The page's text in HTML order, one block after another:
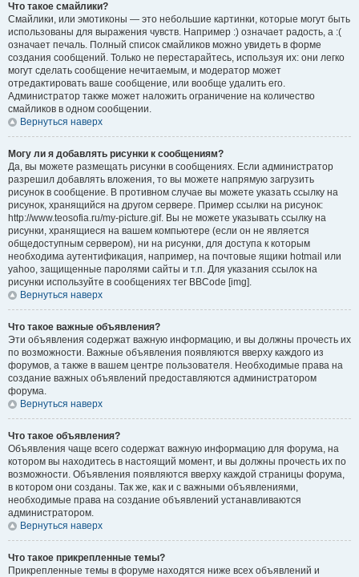
Что такое смайлики?
Смайлики, или эмотиконы — это небольшие картинки, которые могут быть
использованы для выражения чувств. Например :) означает радость, а :(
означает печаль. Полный список смайликов можно увидеть в форме
создания сообщений. Только не перестарайтесь, используя их: они легко
могут сделать сообщение нечитаемым, и модератор может
отредактировать ваше сообщение, или вообще удалить его.
Администратор также может наложить ограничение на количество
смайликов в одном сообщении.
Вернуться наверх
Могу ли я добавлять рисунки к сообщениям?
Да, вы можете размещать рисунки в сообщениях. Если администратор
разрешил добавлять вложения, то вы можете напрямую загрузить
рисунок в сообщение. В противном случае вы можете указать ссылку на
рисунок, хранящийся на другом сервере. Пример ссылки на рисунок:
http://www.teosofia.ru/my-picture.gif. Вы не можете указывать ссылку на
рисунки, хранящиеся на вашем компьютере (если он не является
общедоступным сервером), ни на рисунки, для доступа к которым
необходима аутентификация, например, на почтовые ящики hotmail или
yahoo, защищенные паролями сайты и т.п. Для указания ссылок на
рисунки используйте в сообщениях тег BBCode [img].
Вернуться наверх
Что такое важные объявления?
Эти объявления содержат важную информацию, и вы должны прочесть их
по возможности. Важные объявления появляются вверху каждого из
форумов, а также в вашем центре пользователя. Необходимые права на
создание важных объявлений предоставляются администратором
форума.
Вернуться наверх
Что такое объявления?
Объявления чаще всего содержат важную информацию для форума, на
котором вы находитесь в настоящий момент, и вы должны прочесть их по
возможности. Объявления появляются вверху каждой страницы форума,
в котором они созданы. Так же, как и с важными объявлениями,
необходимые права на создание объявлений устанавливаются
администратором.
Вернуться наверх
Что такое прикрепленные темы?
Прикрепленные темы в форуме находятся ниже всех объявлений и